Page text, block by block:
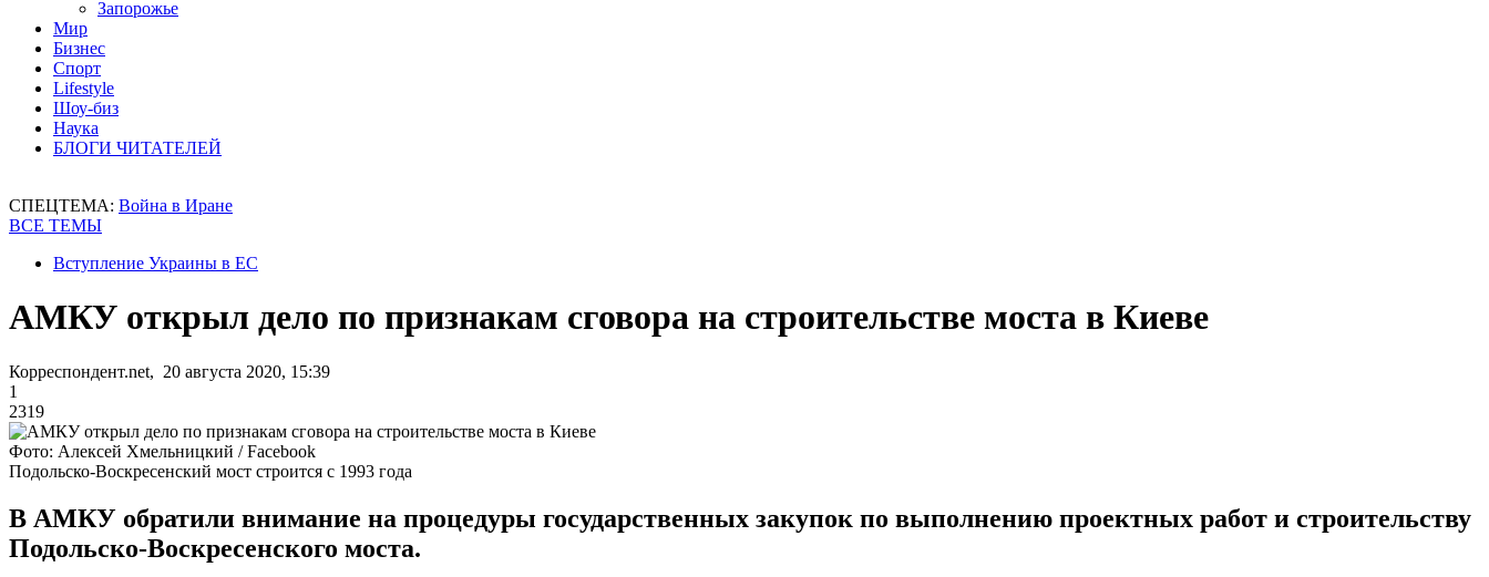
Запорожье
Мир
Бизнес
Спорт
Lifestyle
Шоу-биз
Наука
БЛОГИ ЧИТАТЕЛЕЙ
СПЕЦТЕМА: Война в Иране
ВСЕ ТЕМЫ
Вступление Украины в ЕС
АМКУ открыл дело по признакам сговора на строительстве моста в Киеве
Корреспондент.net, 20 августа 2020, 15:39
1
2319
Фото: Алексей Хмельницкий / Facebook
Подольско-Воскресенский мост строится с 1993 года
В АМКУ обратили внимание на процедуры государственных закупок по выполнению проектных работ и строительству
Подольско-Воскресенского моста.